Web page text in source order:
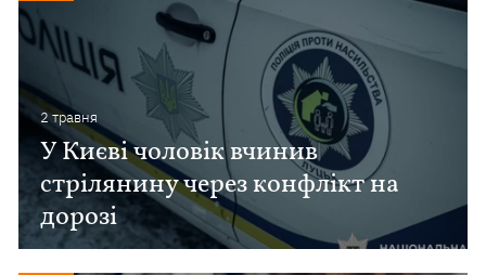
2 травня
У Києві чоловік вчинив
стрілянину через конфлікт на
дорозі